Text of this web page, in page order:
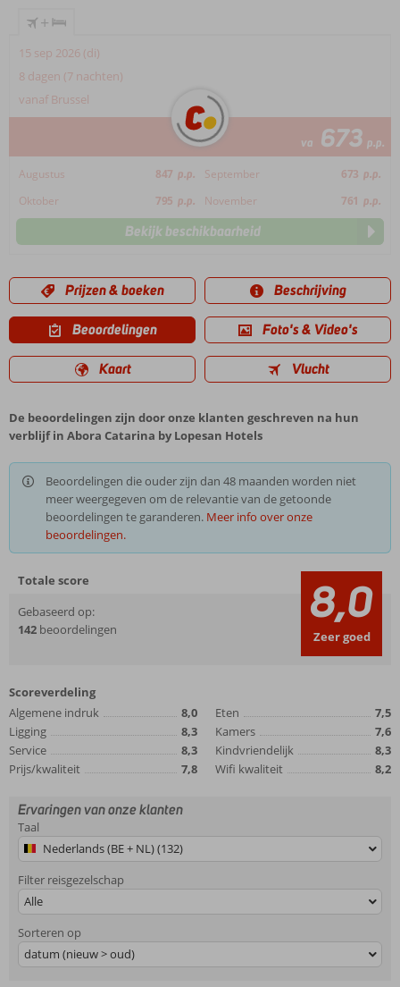
+
15 sep 2026 (di)
8 dagen (7 nachten)
vanaf Brussel
va 673 p.p.
Augustus 847 p.p. September 673 p.p.
Oktober
795 p.p. November 761 p.p.
Bekijk beschikbaarheid
Prijzen & boeken Beschrijving
Beoordelingen Foto's & Video's
Kaart Vlucht
De beoordelingen zijn door onze klanten geschreven na hun
verblijf in Abora Catarina by Lopesan Hotels
Beoordelingen die ouder zijn dan 48 maanden worden niet
meer weergegeven om de relevantie van de getoonde
beoordelingen te garanderen. Meer info over onze
beoordelingen.
Totale score
Gebaseerd op:
142 beoordelingen 8,0
Zeer goed
Scoreverdeling
Algemene indruk
8,0
Ligging
8,3
Service
8,3
Prijs/kwaliteit
7,8
Eten
7,5
Kamers
7,6
Kindvriendelijk
8,3
Wifi kwaliteit
8,2
Ervaringen van onze klanten
Taal
Nederlands (BE + NL) (132)
Filter reisgezelschap
Alle
Sorteren op
datum (nieuw > oud)